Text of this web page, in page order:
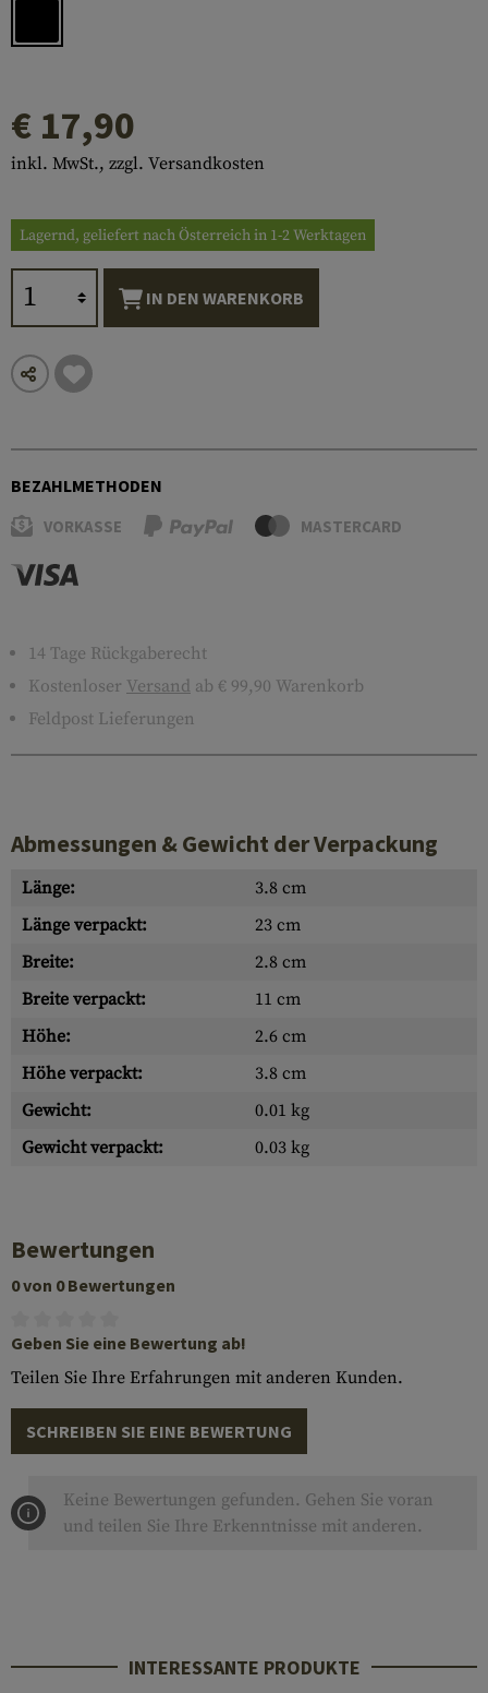
€ 17,90
inkl. MwSt., zzgl. Versandkosten
Lagernd, geliefert nach Österreich in 1-2 Werktagen
IN DEN WARENKORB
BEZAHLMETHODEN
VORKASSE MASTERCARD
14 Tage Rückgaberecht
Kostenloser Versand ab € 99,90 Warenkorb
Feldpost Lieferungen
Abmessungen & Gewicht der Verpackung
Länge:
3.8 cm
Länge verpackt:
23 cm
Breite:
2.8 cm
Breite verpackt:
11 cm
Höhe:
2.6 cm
Höhe verpackt:
3.8 cm
Gewicht:
0.01 kg
Gewicht verpackt:
0.03 kg
Bewertungen
0 von 0 Bewertungen
Geben Sie eine Bewertung ab!
Teilen Sie Ihre Erfahrungen mit anderen Kunden.
SCHREIBEN SIE EINE BEWERTUNG
Keine Bewertungen gefunden. Gehen Sie voran
und teilen Sie Ihre Erkenntnisse mit anderen.
INTERESSANTE PRODUKTE